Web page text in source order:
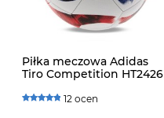
Piłka meczowa Adidas
Tiro Competition HT2426
12 ocen